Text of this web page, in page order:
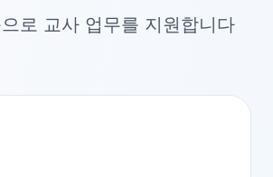
로 교사 업무를 지원합니다